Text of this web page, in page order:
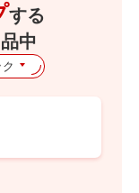
する
中